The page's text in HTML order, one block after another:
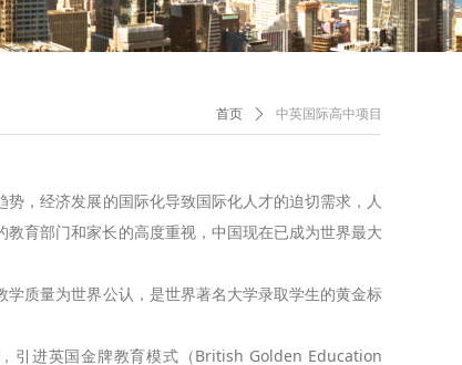
，经济发展的国际化导致国际化人才的迫切需求，人
育部门和家长的高度重视，中国现在已成为世界最大
质量为世界公认，是世界著名大学录取学生的黄金标
进英国金牌教育模式（British Golden Education
首页 ꄲ 中英国际高中项目